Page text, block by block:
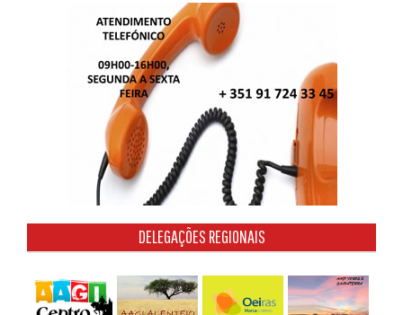
DELEGAÇÕES REGIONAIS